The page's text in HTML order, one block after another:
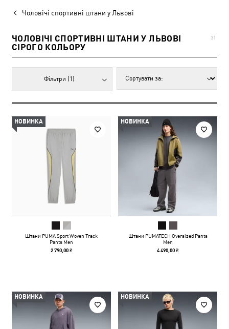
Чоловічі спортивні штани у Львові
ЧОЛОВІЧІ СПОРТИВНІ ШТАНИ У ЛЬВОВІ
СІРОГО КОЛЬОРУ
31
Фільтри (1)
НОВИНКА
Штани PUMA Sport Woven Track
Pants Men
2 790,00 ₴
НОВИНКА
Штани PUMATECH Oversized Pants
Men
4 490,00 ₴
НОВИНКА НОВИНКА